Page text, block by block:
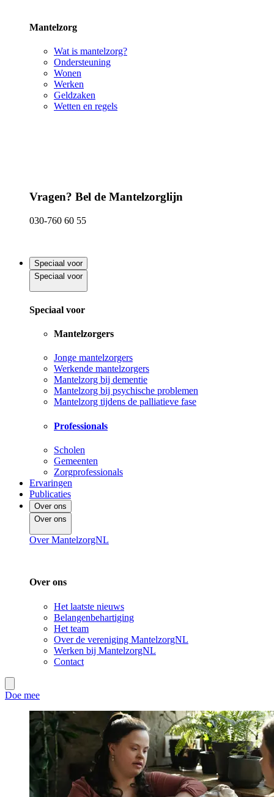
Mantelzorg
Wat is mantelzorg?
Ondersteuning
Wonen
Werken
Geldzaken
Wetten en regels
Vragen? Bel de Mantelzorglijn
030-760 60 55
Speciaal voor
Speciaal voor
Speciaal voor
Mantelzorgers
Jonge mantelzorgers
Werkende mantelzorgers
Mantelzorg bij dementie
Mantelzorg bij psychische problemen
Mantelzorg tijdens de palliatieve fase
Professionals
Scholen
Gemeenten
Zorgprofessionals
Ervaringen
Publicaties
Over ons
Over ons
Over MantelzorgNL
Over ons
Het laatste nieuws
Belangenbehartiging
Het team
Over de vereniging MantelzorgNL
Werken bij MantelzorgNL
Contact
Doe mee